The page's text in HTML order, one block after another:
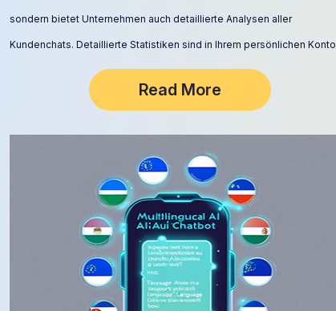
sondern bietet Unternehmen auch detaillierte Analysen aller
Kundenchats. Detaillierte Statistiken sind in Ihrem persönlichen Konto
verfügbar und helfen Unternehmen, wichtige Indikatoren zu…
Read More